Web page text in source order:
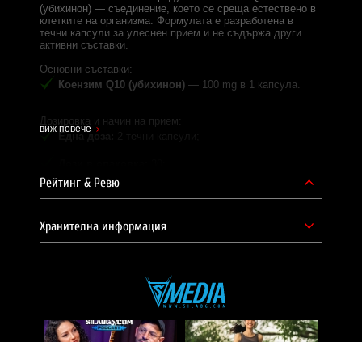
(убихинон) — съединение, което се среща естествено в
клетките на организма. Формулата е разработена в
течни капсули за улеснен прием и не съдържа други
активни съставки.
Основни съставки:
Коензим Q10 (убихинон) — 100 mg в 1 капсула.
Дозировка и начин на прием:
Начин на употреба:
Често задавани въпроси:
Убихинонът е окислената форма на коензим Q10, а
убихинолът е редуцираната; в организма двете форми
се превръщат една в друга според нуждите.
масло?
Маслиненото масло служи като носител на коензим Q10
виж повече
Рейтинг & Ревю
Хранителна информация